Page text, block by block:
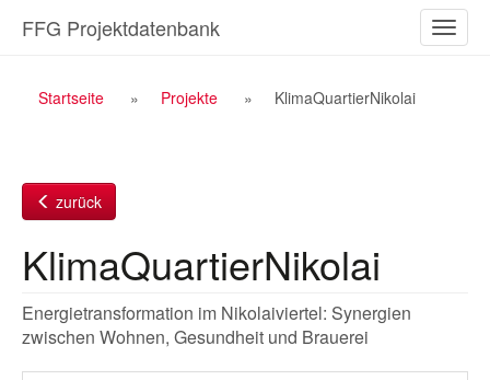
Inhalt
ein-/
FFG Projektdatenbank
Breadcrumb
Startseite Projekte KlimaQuartierNikolai
zurück
KlimaQuartierNikolai
Energietransformation im Nikolaiviertel: Synergien
zwischen Wohnen, Gesundheit und Brauerei